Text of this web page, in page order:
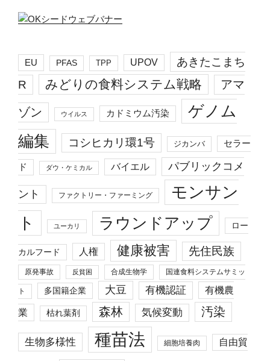
EU PFAS TPP UPOV
あきたこまち
R
みどりの食料システム戦略 アマ
ゾン ウイルス カドミウム汚染
ゲノム
編集
コシヒカリ環1号 ジカンバ セラー
ド ダウ・ケミカル バイエル パブリックコメ
ント ファクトリー・ファーミング
モンサン
ト
ユーカリ ラウンドアップ ロー
カルフード 人権 健康被害 先住民族
原発事故 反貧困 合成生物学 国連食料システムサミッ
ト 多国籍企業 大豆 有機認証 有機農
業 枯れ葉剤 森林 気候変動 汚染
生物多様性 種苗法 細胞培養肉 自由貿